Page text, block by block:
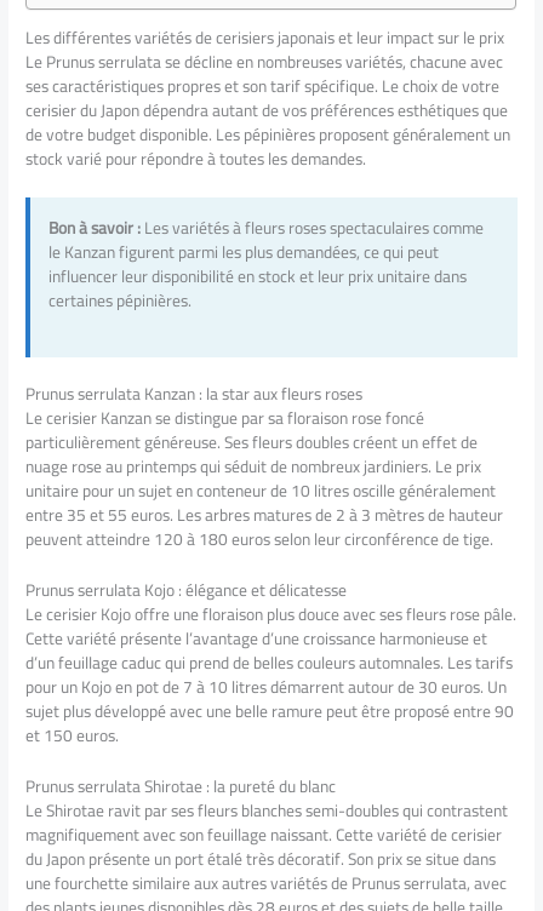
Les différentes variétés de cerisiers japonais et leur impact sur le prix
Le Prunus serrulata se décline en nombreuses variétés, chacune avec
ses caractéristiques propres et son tarif spécifique. Le choix de votre
cerisier du Japon dépendra autant de vos préférences esthétiques que
de votre budget disponible. Les pépinières proposent généralement un
stock varié pour répondre à toutes les demandes.
Bon à savoir :Les variétés à fleurs roses spectaculaires comme
le Kanzan figurent parmi les plus demandées, ce qui peut
influencer leur disponibilité en stock et leur prix unitaire dans
certaines pépinières.
Prunus serrulata Kanzan : la star aux fleurs roses
Le cerisier Kanzan se distingue par sa floraison rose foncé
particulièrement généreuse. Ses fleurs doubles créent un effet de
nuage rose au printemps qui séduit de nombreux jardiniers. Le prix
unitaire pour un sujet en conteneur de 10 litres oscille généralement
entre 35 et 55 euros. Les arbres matures de 2 à 3 mètres de hauteur
peuvent atteindre 120 à 180 euros selon leur circonférence de tige.
Prunus serrulata Kojo : élégance et délicatesse
Le cerisier Kojo offre une floraison plus douce avec ses fleurs rose pâle.
Cette variété présente l’avantage d’une croissance harmonieuse et
d’un feuillage caduc qui prend de belles couleurs automnales. Les tarifs
pour un Kojo en pot de 7 à 10 litres démarrent autour de 30 euros. Un
sujet plus développé avec une belle ramure peut être proposé entre 90
et 150 euros.
Prunus serrulata Shirotae : la pureté du blanc
Le Shirotae ravit par ses fleurs blanches semi-doubles qui contrastent
magnifiquement avec son feuillage naissant. Cette variété de cerisier
du Japon présente un port étalé très décoratif. Son prix se situe dans
une fourchette similaire aux autres variétés de Prunus serrulata, avec